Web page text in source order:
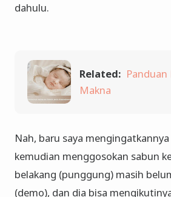
dahulu.
Related:
Makna
Nah, baru saya
kemudian menggosokan sabun
belakang (punggung) masih
(demo), dan dia bisa